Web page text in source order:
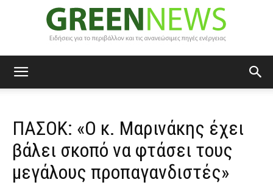
News
ΠΑΣΟΚ: «Ο κ. Μαρινάκης έχει
βάλει σκοπό να φτάσει τους
μεγάλους προπαγανδιστές»